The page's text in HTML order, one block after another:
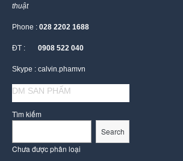
thuật
Phone : 028 2202 1688
ĐT : 0908 522 040
Skype : calvin.phamvn
DM SAN PHẨM
Tìm kiếm
Search
Chưa được phân loại